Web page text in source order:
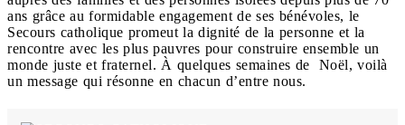
ans grâce au formidable engagement de ses bénévoles, le
Secours catholique promeut la dignité de la personne et la
rencontre avec les plus pauvres pour construire ensemble un
monde juste et fraternel. À quelques semaines de Noël, voilà
un message qui résonne en chacun d’entre nous.